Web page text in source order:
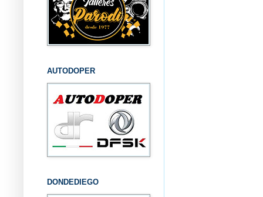
AUTODOPER
DONDEDIEGO